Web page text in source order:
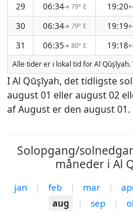
29
06:34↑ 79° E 19:20↑
30
06:34↑ 79° E 19:19↑
31
06:35↑ 80° E 19:18↑
Alle tider er i lokal tid for Al
I Al Qūşīyah, det tidligste
august 01 eller august 02
af August er den august 01.
Solopgang/
måneder i Al
jan | feb | mar |
aug
| sep |